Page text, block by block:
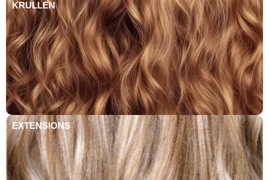
KRULLEN
EXTENSIONS